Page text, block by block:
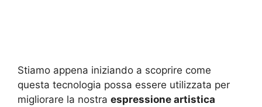
Stiamo appena iniziando a scoprire come
questa tecnologia possa essere utilizzata per
migliorare la nostra espressione artistica